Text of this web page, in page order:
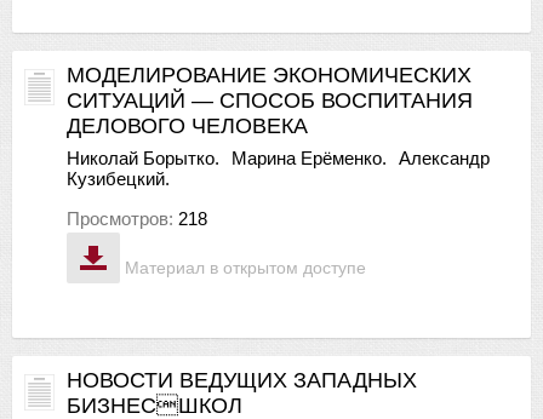
Материал в открытом доступе
МОДЕЛИРОВАНИЕ ЭКОНОМИЧЕСКИХ
СИТУАЦИЙ — СПОСОБ ВОСПИТАНИЯ
ДЕЛОВОГО ЧЕЛОВЕКА
Николай Борытко. Марина Ерёменко.
Александр
Кузибецкий.
Просмотров: 218
НОВОСТИ ВЕДУЩИХ ЗАПАДНЫХ
БИЗНЕСШКОЛ